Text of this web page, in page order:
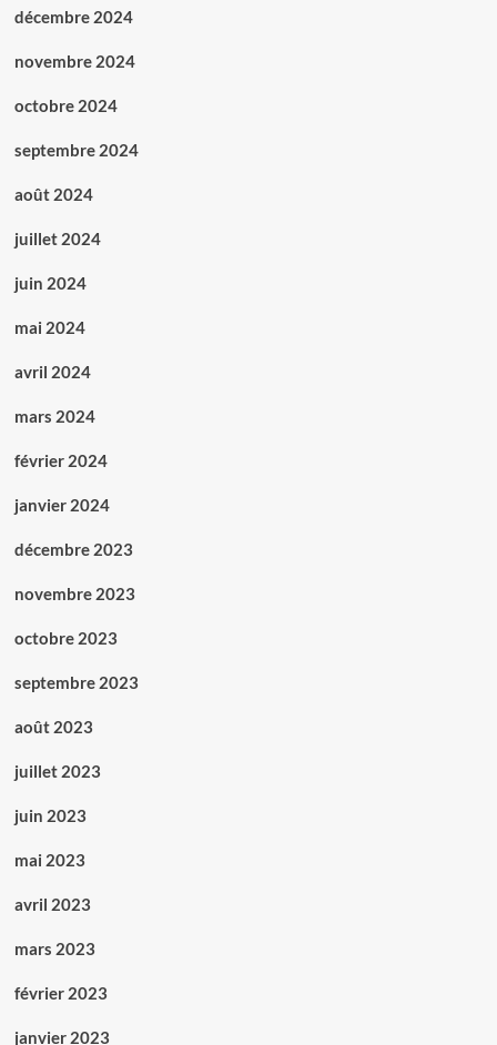
décembre 2024
novembre 2024
octobre 2024
septembre 2024
août 2024
juillet 2024
juin 2024
mai 2024
avril 2024
mars 2024
février 2024
janvier 2024
décembre 2023
novembre 2023
octobre 2023
septembre 2023
août 2023
juillet 2023
juin 2023
mai 2023
avril 2023
mars 2023
février 2023
janvier 2023